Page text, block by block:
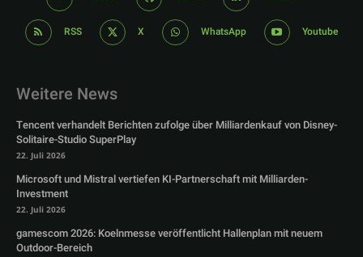
RSS X WhatsApp Youtube
Weitere News
Tencent verhandelt Berichten zufolge über Milliardenkauf von Disney-
Solitaire-Studio SuperPlay
22. Juli 2026
Microsoft und Mistral vertiefen KI-Partnerschaft mit Milliarden-
Investment
22. Juli 2026
gamescom 2026: Koelnmesse veröffentlicht Hallenplan mit neuem
Outdoor-Bereich